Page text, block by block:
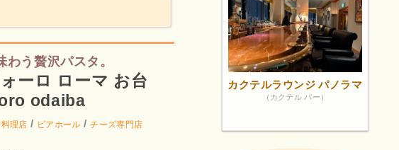
う贅沢パスタ。
ーロ ローマ お台
odaiba
理店 / ビアホール /チーズ専門店
カクテルラウンジ パノラマ
（カクテル バー）